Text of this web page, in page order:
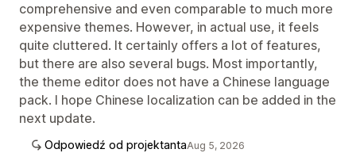
comprehensive and even comparable to much more
expensive themes. However, in actual use, it feels
quite cluttered. It certainly offers a lot of features,
but there are also several bugs. Most importantly,
the theme editor does not have a Chinese language
pack. I hope Chinese localization can be added in the
next update.
Odpowiedź od projektantaAug 5, 2026